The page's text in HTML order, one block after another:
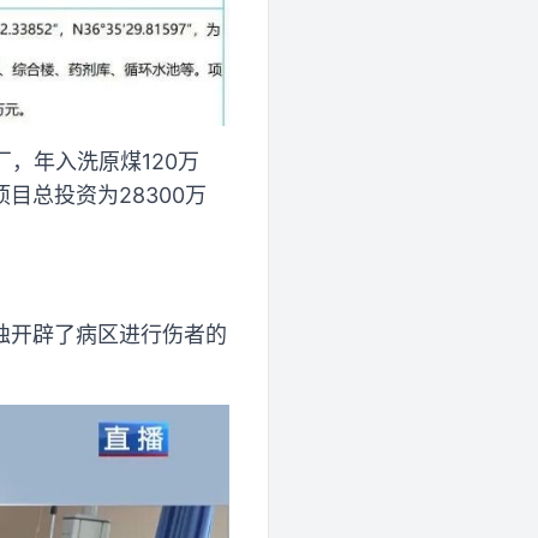
，年入洗原煤120万
目总投资为28300万
开辟了病区进行伤者的